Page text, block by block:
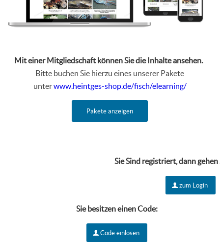
Mit einer Mitgliedschaft können Sie die Inhalte ansehen.
Bitte buchen Sie hierzu eines unserer Pakete
unterwww.heintges-shop.de/fisch/elearning/
Pakete anzeigen
Sie Sind registriert, dann gehen
zum Login
Sie besitzen einen Code:
Code einlösen